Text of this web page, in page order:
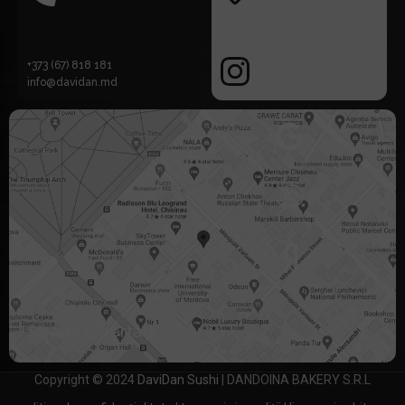
+373 (67) 818 181
info@davidan.md
Strada Libertății 2
Copyright © 2024 DaviDan Sushi | DANDOINA BAKERY S.R.L